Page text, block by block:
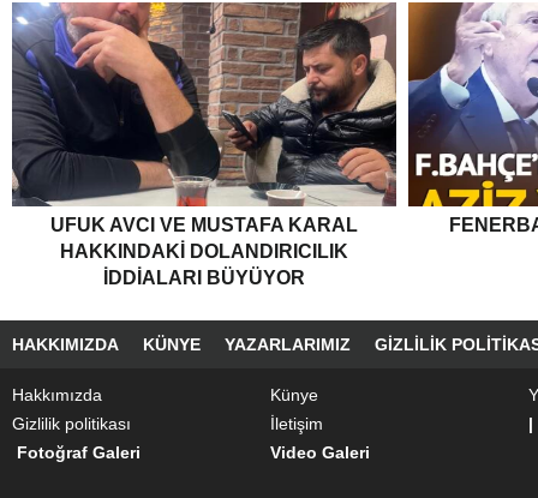
UFUK AVCI VE MUSTAFA KARAL
HAKKINDAKI DOLANDIRICILIK
İDDIALARI BÜYÜYOR
HAKKIMIZDA KÜNYE YAZARLARIMIZ GIZLILIK
Hakkımızda Künye
Gizlilik politikası
İletişim
|
Fotoğraf Galeri
Video Galeri